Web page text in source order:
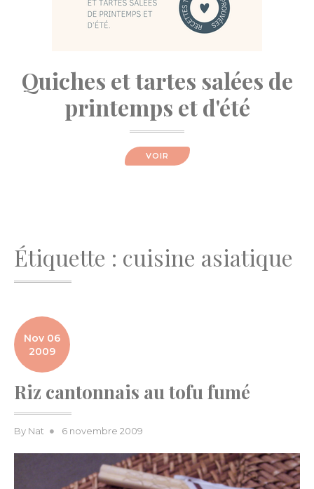
Quiches et tartes salées de
printemps et d'été
VOIR
Étiquette : cuisine asiatique
Nov 06
2009
Riz cantonnais au tofu fumé
By Nat
Posted
6 novembre 2009